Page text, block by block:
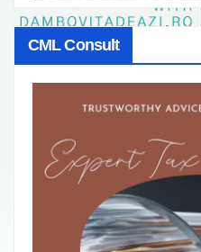
CML Consult